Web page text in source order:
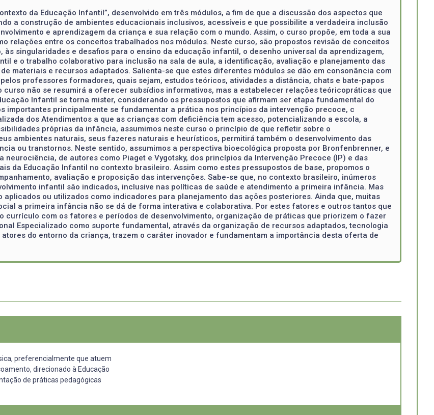
da Educação Infantil”, desenvolvido em três módulos, a fim de que a discussão dos aspectos que
a construção de ambientes educacionais inclusivos, acessíveis e que possibilite a verdadeira inclusão
e aprendizagem da criança e sua relação com o mundo. Assim, o curso propõe, em toda a sua
relações entre os conceitos trabalhados nos módulos. Neste curso, são propostos revisão de conceitos
singularidades e desafios para o ensino da educação infantil, o desenho universal da aprendizagem,
e o trabalho colaborativo para inclusão na sala de aula, a identificação, avaliação e planejamento das
materiais e recursos adaptados. Salienta-se que estes diferentes módulos se dão em consonância com
professores formadores, quais sejam, estudos teóricos, atividades a distância, chats e bate-papos
curso não se resumirá a oferecer subsídios informativos, mas a estabelecer relações teóricopráticas que
Infantil se torna mister, considerando os pressupostos que afirmam ser etapa fundamental do
importantes principalmente se fundamentar a prática nos princípios da intervenção precoce, c
dos Atendimentos a que as crianças com deficiência tem acesso, potencializando a escola, a
próprias da infância, assumimos neste curso o princípio de que refletir sobre o
ambientes naturais, seus fazeres naturais e heurísticos, permitirá também o desenvolvimento das
ou transtornos. Neste sentido, assumimos a perspectiva bioecológica proposta por Bronfenbrenner, e
de autores como Piaget e Vygotsky, dos princípios da Intervenção Precoce (IP) e das
da Educação Infantil no contexto brasileiro. Assim como estes pressupostos de base, propomos o
avaliação e proposição das intervenções. Sabe-se que, no contexto brasileiro, inúmeros
infantil são indicados, inclusive nas políticas de saúde e atendimento a primeira infância. Mas
ou utilizados como indicadores para planejamento das ações posteriores. Ainda que, muitas
a primeira infância não se dá de forma interativa e colaborativa. Por estes fatores e outros tantos que
com os fatores e períodos de desenvolvimento, organização de práticas que priorizem o fazer
Especializado como suporte fundamental, através da organização de recursos adaptados, tecnologia
do entorno da criança, trazem o caráter inovador e fundamentam a importância desta oferta de
preferencialmente que atuem
direcionado à Educação
de práticas pedagógicas